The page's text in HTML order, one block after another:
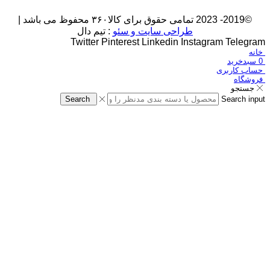
©2019- 2023 تمامی حقوق برای کالا۳۶۰ محفوظ می باشد |
طراحی سایت و سئو : تیم دال
Twitter Pinterest Linkedin Instagram Telegram
خانه
0 سبدخرید
حساب کاربری
فروشگاه
جستجو
Search input
Search